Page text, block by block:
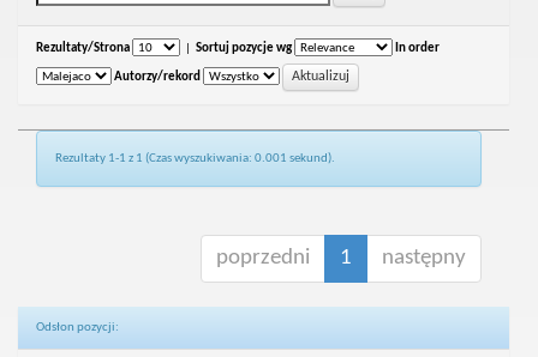
Rezultaty/Strona Sortuj pozycje wg In order
Autorzy/rekord
Rezultaty 1-1 z 1 (Czas wyszukiwania: 0.001 sekund).
poprzedni 1 następny
Odsłon pozycji: